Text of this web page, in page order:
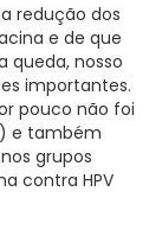
redução dos
e de que
queda, nosso
importantes.
pouco não foi
e também
grupos
contra HPV